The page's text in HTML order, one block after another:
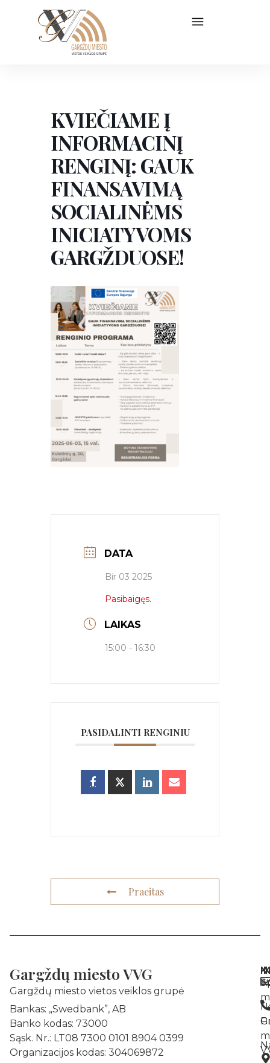
KVIEČIAME Į
INFORMACINĮ
RENGINĮ: GAUK
FINANSAVIMĄ
SOCIALINĖMS
INICIATYVOMS
GARGŽDUOSE!
DATA
Bir 03 2025
Pasibaigęs.
LAIKAS
15:00 - 16:30
PASIDALINTI RENGINIU
Praeitas
Gargždų miesto VVG
Gargždų miesto vietos veiklos grupė
Bankas: „Swedbank”, AB
Banko kodas: 73000
Sąsk. Nr.: LT08 7300 0101 8904 0399
Organizacijos kodas: 304069872